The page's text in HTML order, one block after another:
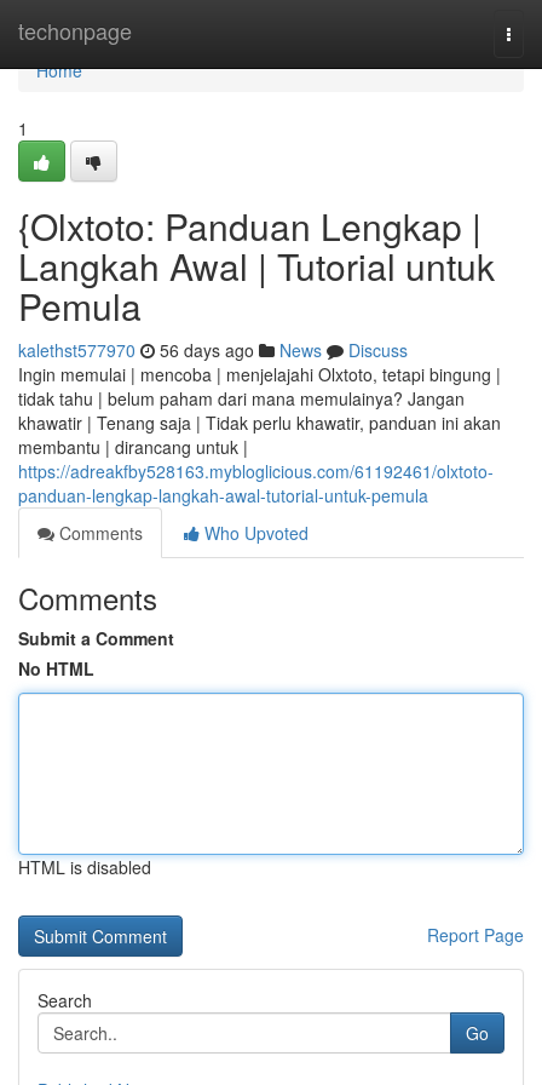
techonpage
Home
Home
1
{Olxtoto: Panduan Lengkap |
Langkah Awal | Tutorial untuk
Pemula
kalethst577970 56 days ago News
Discuss
Ingin memulai | mencoba | menjelajahi Olxtoto, tetapi bingung |
tidak tahu | belum paham dari mana memulainya? Jangan
khawatir | Tenang saja | Tidak perlu khawatir, panduan ini akan
membantu | dirancang untuk |
https://adreakfby528163.mybloglicious.com/61192461/olxtoto-
panduan-lengkap-langkah-awal-tutorial-untuk-pemula
Comments
Who Upvoted
Comments
Submit a Comment
No HTML
HTML is disabled
Report Page
Search
Go